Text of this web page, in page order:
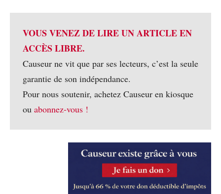
VOUS VENEZ DE LIRE UN ARTICLE EN
ACCÈS LIBRE.
Causeur ne vit que par ses lecteurs, c’est la seule
garantie de son indépendance.
Pour nous soutenir, achetez Causeur en kiosque
ou abonnez-vous !